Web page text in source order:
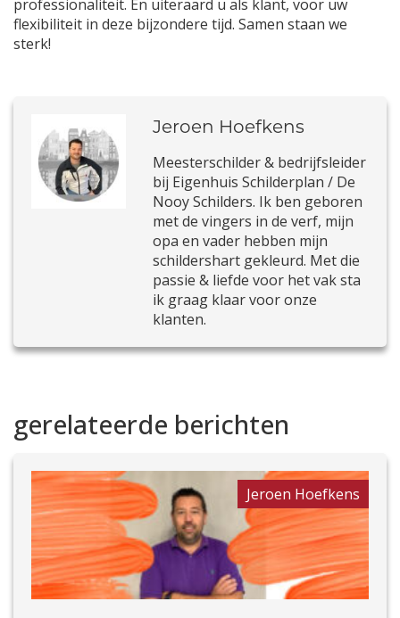
professionaliteit. En uiteraard u als klant, voor uw
flexibiliteit in deze bijzondere tijd. Samen staan we
sterk!
Jeroen Hoefkens
Meesterschilder & bedrijfsleider
bij Eigenhuis Schilderplan / De
Nooy Schilders. Ik ben geboren
met de vingers in de verf, mijn
opa en vader hebben mijn
schildershart gekleurd. Met die
passie & liefde voor het vak sta
ik graag klaar voor onze
klanten.
gerelateerde berichten
Jeroen Hoefkens